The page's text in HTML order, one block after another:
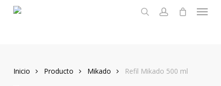
Menu
Inicio Producto Mikado Refil Mikado 500 ml